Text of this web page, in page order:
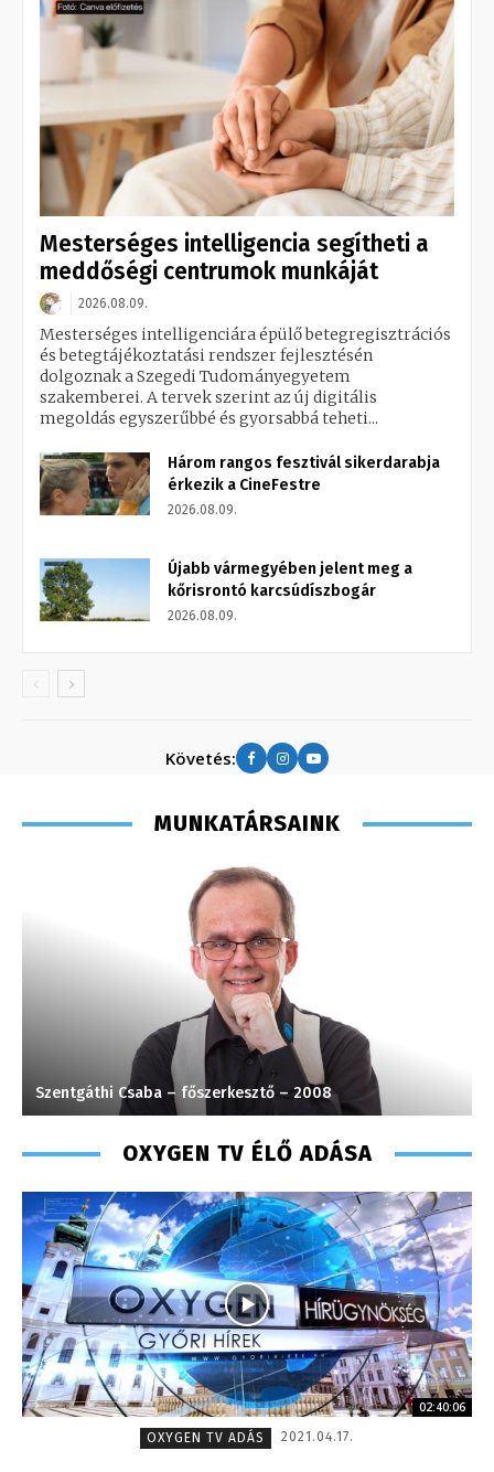
Mesterséges intelligencia segítheti a
meddőségi centrumok munkáját
2026.08.09.
Mesterséges intelligenciára épülő betegregisztrációs
és betegtájékoztatási rendszer fejlesztésén
dolgoznak a Szegedi Tudományegyetem
szakemberei. A tervek szerint az új digitális
megoldás egyszerűbbé és gyorsabbá teheti...
Három rangos fesztivál sikerdarabja
érkezik a CineFestre
2026.08.09.
Újabb vármegyében jelent meg a
kőrisrontó karcsúdíszbogár
2026.08.09.
Követés:
MUNKATÁRSAINK
Szentgáthi Csaba – főszerkesztő – 2008
OXYGEN TV ÉLŐ ADÁSA
02:40:06
OXYGEN TV ADÁS
2021.04.17.